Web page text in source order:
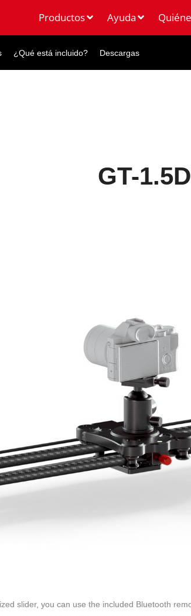
Productos Ayuda
¿Qué está incluido? Descargas
GT-1.5D
slider, you can use the included Bluetooth